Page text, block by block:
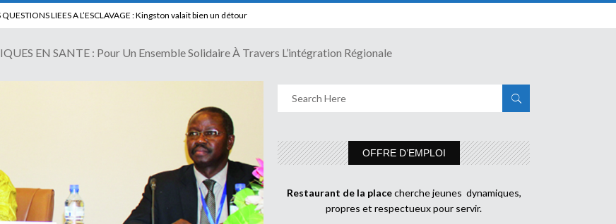
BENINOIS : Quand Patrice quitte le pouvoir sans partir !
EN SANTE : Pour Un Ensemble Solidaire À Travers L’intégration Régionale
OFFRE D’EMPLOI
Restaurant de la placecherche jeunes dynamiques,
propres et respectueux pour servir.